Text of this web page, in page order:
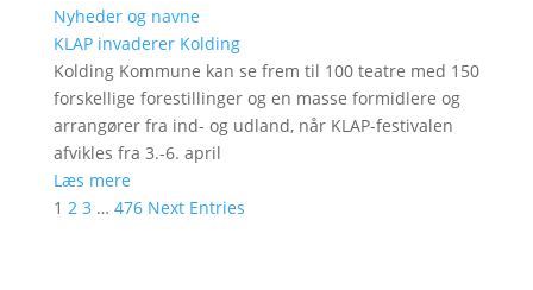
Nyheder og navne
KLAP invaderer Kolding
Kolding Kommune kan se frem til 100 teatre med 150
forskellige forestillinger og en masse formidlere og
arrangører fra ind- og udland, når KLAP-festivalen
afvikles fra 3.-6. april
Læs mere
1 2 3 … 476 Next Entries